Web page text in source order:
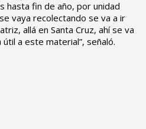
hasta fin de año, por unidad
vaya recolectando se va a ir
allá en Santa Cruz, ahí se va
a este material”, señaló.